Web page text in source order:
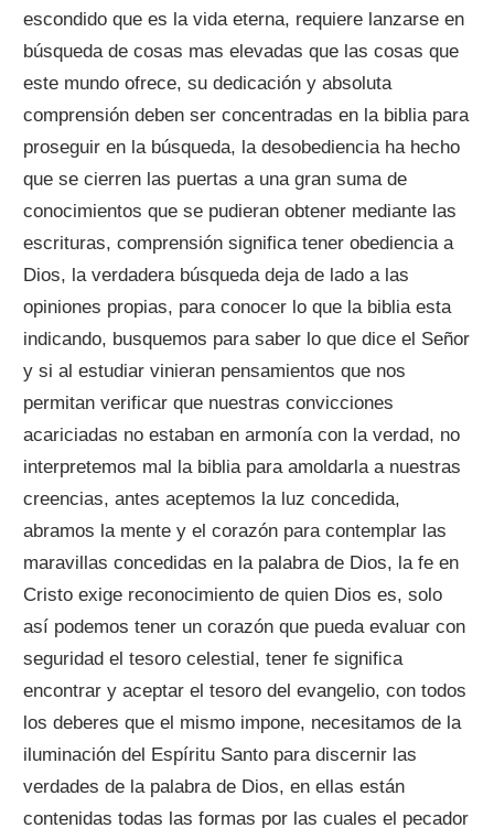
escondido que es la vida eterna, requiere lanzarse en
búsqueda de cosas mas elevadas que las cosas que
este mundo ofrece, su dedicación y absoluta
comprensión deben ser concentradas en la biblia para
proseguir en la búsqueda, la desobediencia ha hecho
que se cierren las puertas a una gran suma de
conocimientos que se pudieran obtener mediante las
escrituras, comprensión significa tener obediencia a
Dios, la verdadera búsqueda deja de lado a las
opiniones propias, para conocer lo que la biblia esta
indicando, busquemos para saber lo que dice el Señor
y si al estudiar vinieran pensamientos que nos
permitan verificar que nuestras convicciones
acariciadas no estaban en armonía con la verdad, no
interpretemos mal la biblia para amoldarla a nuestras
creencias, antes aceptemos la luz concedida,
abramos la mente y el corazón para contemplar las
maravillas concedidas en la palabra de Dios, la fe en
Cristo exige reconocimiento de quien Dios es, solo
así podemos tener un corazón que pueda evaluar con
seguridad el tesoro celestial, tener fe significa
encontrar y aceptar el tesoro del evangelio, con todos
los deberes que el mismo impone, necesitamos de la
iluminación del Espíritu Santo para discernir las
verdades de la palabra de Dios, en ellas están
contenidas todas las formas por las cuales el pecador